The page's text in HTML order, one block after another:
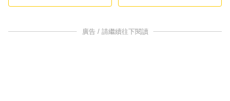
選
廣告 / 請繼續往下閱讀